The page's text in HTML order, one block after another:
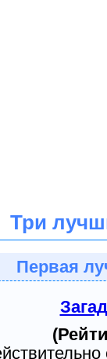
Три
Первая